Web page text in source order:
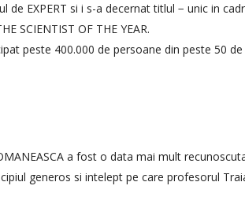
de EXPERT si i s-a decernat titlul − unic in
SCIENTIST OF THE YEAR.
peste 400.000 de persoane din peste 50 de
a fost o data mai mult
generos si intelept pe care profesorul